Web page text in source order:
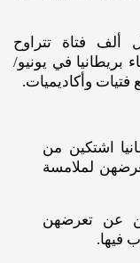
فتاة تتراوح
أرجاء بريطانيا في يونيو/
اشتكين من
لملامسة
عن تعرضهن
فيها.